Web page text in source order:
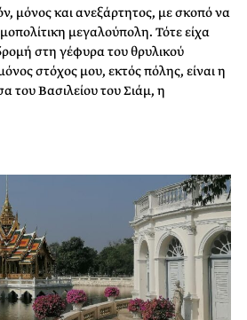
μόνος και ανεξάρτητος, με σκοπό να
μεγαλούπολη. Τότε είχα
στη γέφυρα του θρυλικού
στόχος μου, εκτός πόλης, είναι η
του Βασιλείου του Σιάμ, η